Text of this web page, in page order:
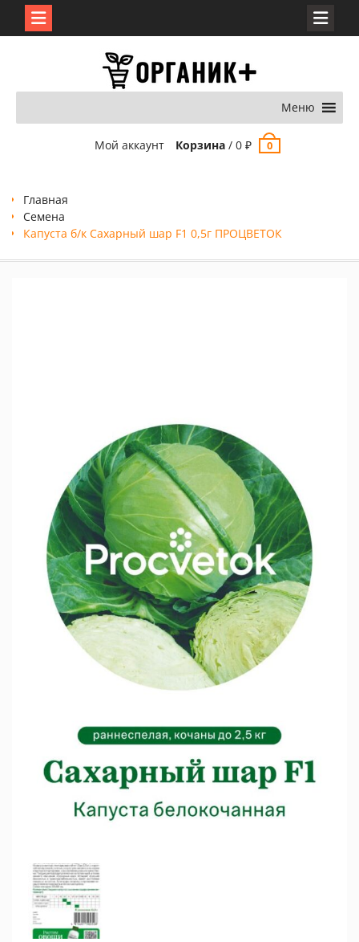
Меню
Мой аккаунт Корзина/ 0 ₽ 0
Главная
Семена
Капуста б/к Сахарный шар F1 0,5г ПРОЦВЕТОК